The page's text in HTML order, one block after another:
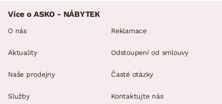
Více o ASKO - NÁBYTEK
O nás
Aktuality
Naše prodejny
Služby
Reklamace
Odstoupení od smlouvy
Časté otázky
Kontaktujte nás